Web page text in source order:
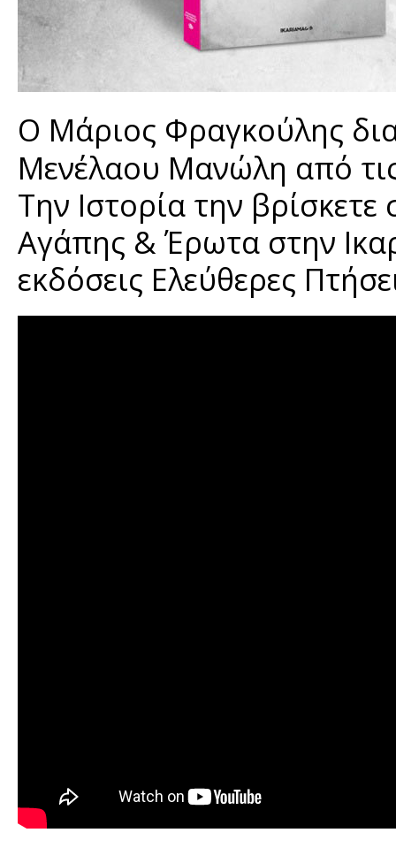
Ο Μάριος Φραγκούλης
Μενέλαου Μανώλη από
Την Ιστορία την
Αγάπης & Έρωτα στην
εκδόσεις Ελεύθερες